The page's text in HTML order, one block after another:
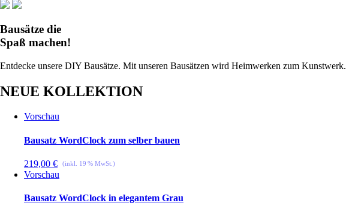
Bausätze die
Spaß machen!
Entdecke unsere DIY Bausätze. Mit unseren Bausätzen wird Heimwerken zum Kunstwerk.
NEUE KOLLEKTION
Vorschau
Bausatz WordClock zum selber bauen
219,00 €
Vorschau
Bausatz WordClock in elegantem Grau